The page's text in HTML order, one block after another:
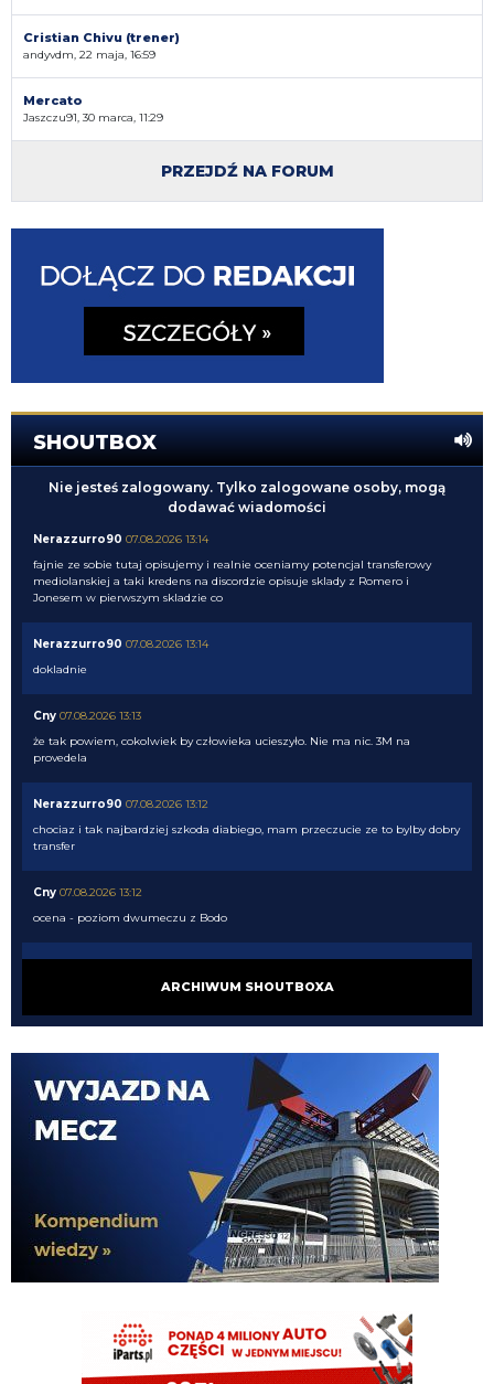
Cristian Chivu (trener)
andyvdm, 22 maja, 16:59
Mercato
Jaszczu91, 30 marca, 11:29
PRZEJDŹ NA FORUM
SHOUTBOX
Nie jesteś zalogowany. Tylko zalogowane osoby, mogą
dodawać wiadomości
Nerazzurro90 07.08.2026 13:14
fajnie ze sobie tutaj opisujemy i realnie oceniamy potencjal transferowy
mediolanskiej a taki kredens na discordzie opisuje sklady z Romero i
Jonesem w pierwszym skladzie co
Nerazzurro90 07.08.2026 13:14
dokladnie
Cny 07.08.2026 13:13
że tak powiem, cokolwiek by człowieka ucieszyło. Nie ma nic. 3M na
provedela
Nerazzurro90 07.08.2026 13:12
chociaz i tak najbardziej szkoda diabiego, mam przeczucie ze to bylby dobry
transfer
Cny 07.08.2026 13:12
ocena - poziom dwumeczu z Bodo
Cny 07.08.2026 13:12
oczywiśćie Jonesa wybaczę, bo to życzenie Pana trenera Christiana Chivu
Nerazzurro90
07.08.2026 13:11
Jones to mokry sen Kiweka, obsadzi mu srodek pola i w razie draki prawe
wahadło, a Perisic wskoczy na Vice Dimarco, a Henrique jednak na prawej.
Taką mam aktualna wizję choć żenuje mnie ona
Cny 07.08.2026 13:11
ciekawe jak tam Palacios i Jakirovic, w których Pjero się zakochał
Cny 07.08.2026 13:11
07.08.2026 13:10
ARCHIWUM SHOUTBOXA